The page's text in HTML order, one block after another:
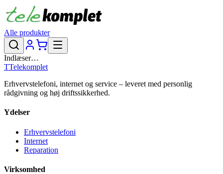
Alle produkter
Indlæser…
TTelekomplet
Erhvervstelefoni, internet og service – leveret med personlig
rådgivning og høj driftssikkerhed.
Ydelser
Erhvervstelefoni
Internet
Reparation
Virksomhed